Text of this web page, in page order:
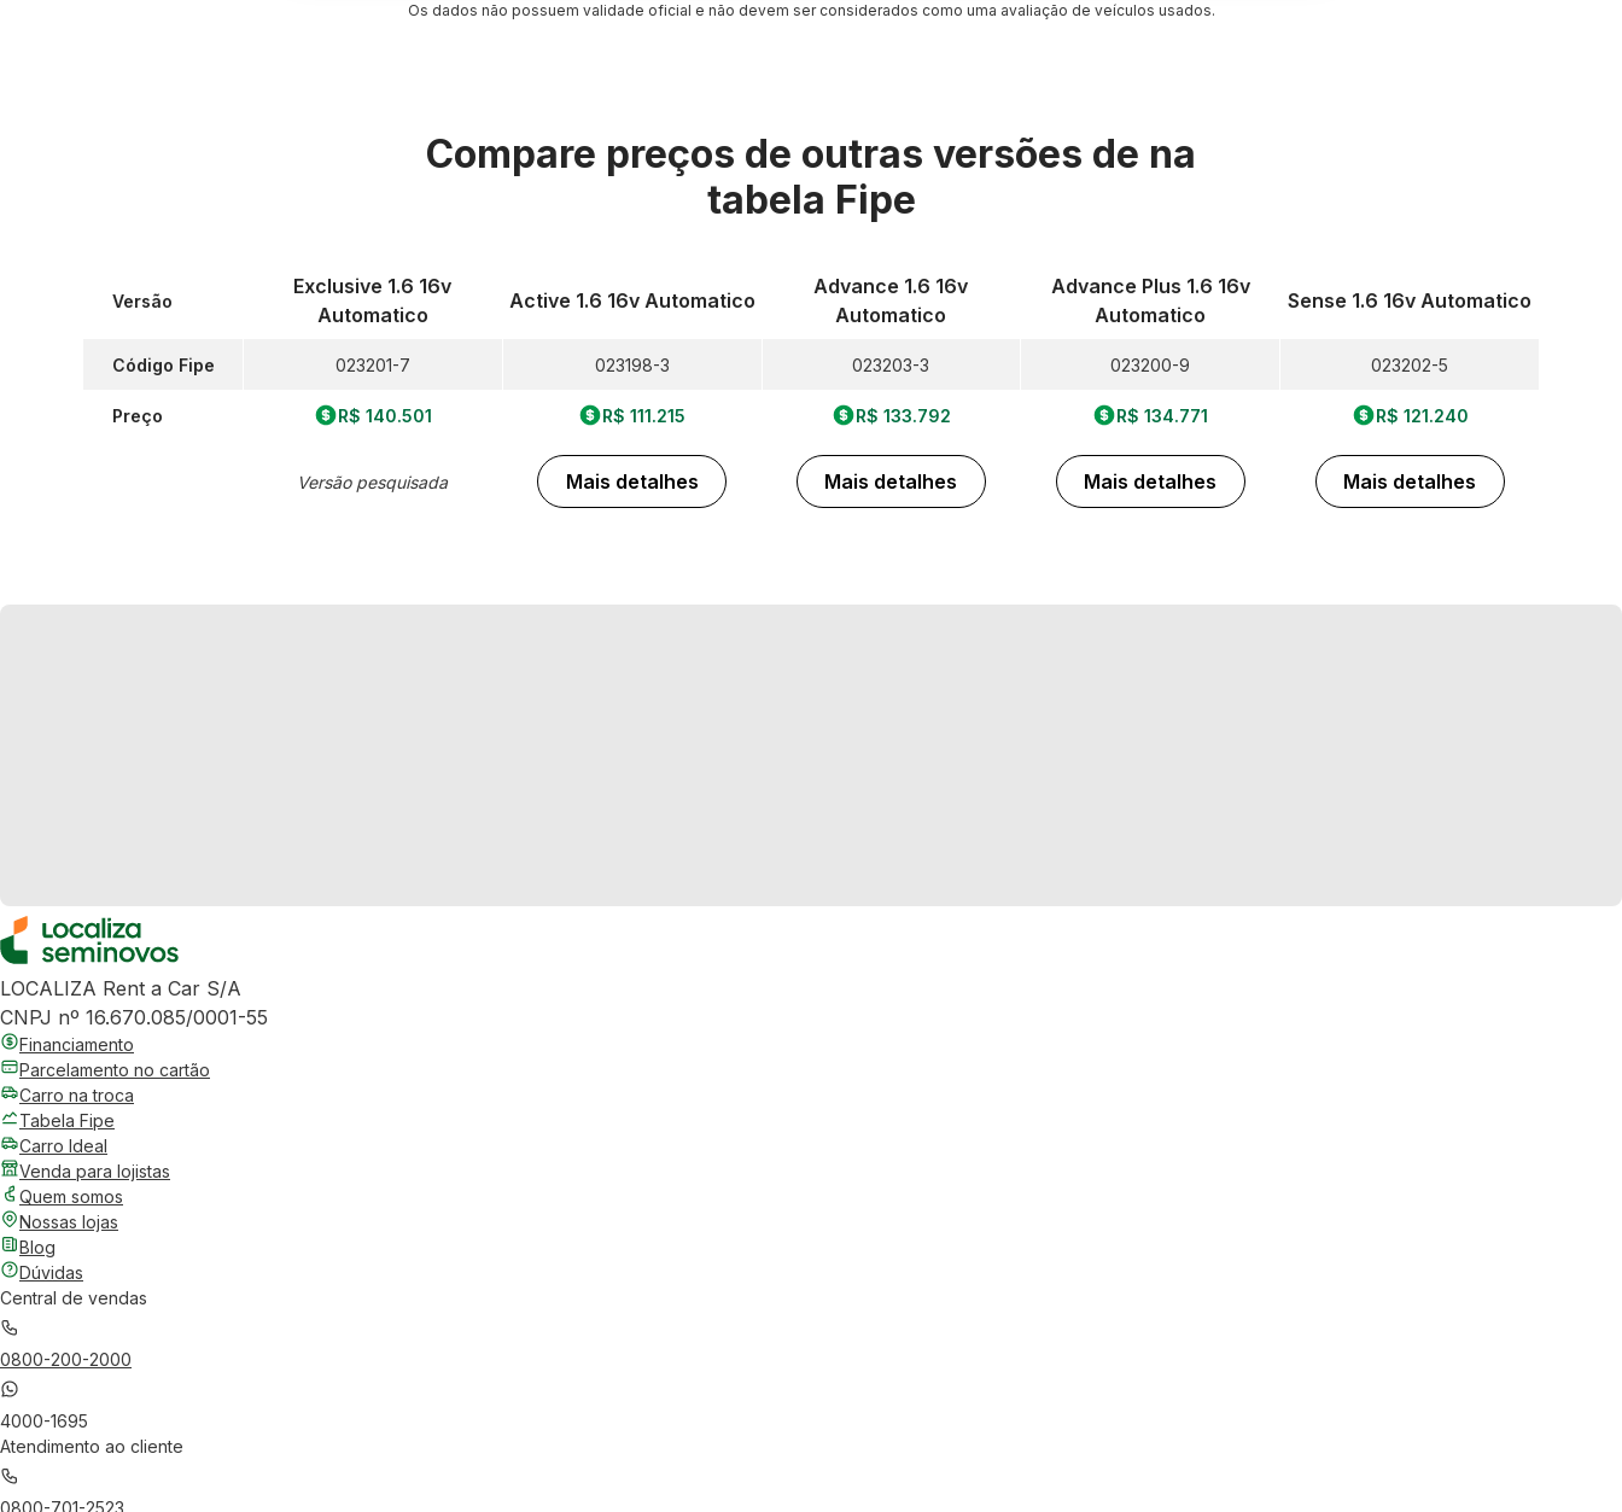
Os dados não possuem validade oficial e não devem ser considerados como uma avaliação de veículos usados.
Compare preços de outras versões de na
tabela Fipe
Versão
Código Fipe
Preço
Exclusive 1.6 16v
Automatico
023201-7
R$ 140.501
Versão pesquisada
Active 1.6 16v Automatico
023198-3
R$ 111.215
Mais detalhes
Advance 1.6 16v
Automatico
023203-3
R$ 133.792
Mais detalhes
Advance Plus 1.6 16v
Automatico
023200-9
R$ 134.771
Mais detalhes
Sense 1.6 16v Automatico
023202-5
R$ 121.240
Mais detalhes
LOCALIZA Rent a Car S/A
CNPJ nº 16.670.085/0001-55
Financiamento
Parcelamento no cartão
Carro na troca
Tabela Fipe
Carro Ideal
Venda para lojistas
Quem somos
Nossas lojas
Blog
Dúvidas
Central de vendas
0800-200-2000
4000-1695
Atendimento ao cliente
0800-701-2523